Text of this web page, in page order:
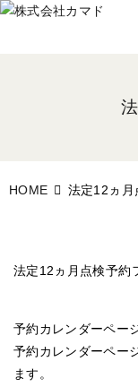
HOME 法定12ヵ月
法定12ヵ月点検予約
予約カレンダーペー
予約カレンダーペー
ます。